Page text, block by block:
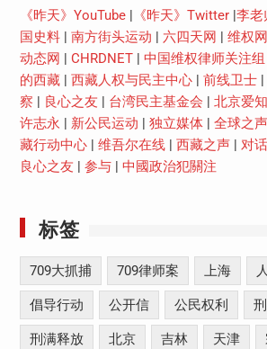
《昨天》YouTube| 《昨天》Twitter| 李老
国史料| 南方街头运动 六四天网 维权网
动态网
CHRDNET| 中国维权律师关注组
的西藏| 西藏人权与民主中心| 前线卫士|
察
良心之友 台湾民主基金会 北京爱
许志永
新公民运动 独立媒体| 全球之声
藏行动中心| 维吾尔在线| 西藏之声| 对
良心之友
参与| 中國政治犯關注
标签
709大抓捕 709律师案 上海
倡导行动 公开信 公民权利
刑满释放 北京 吉林 天津